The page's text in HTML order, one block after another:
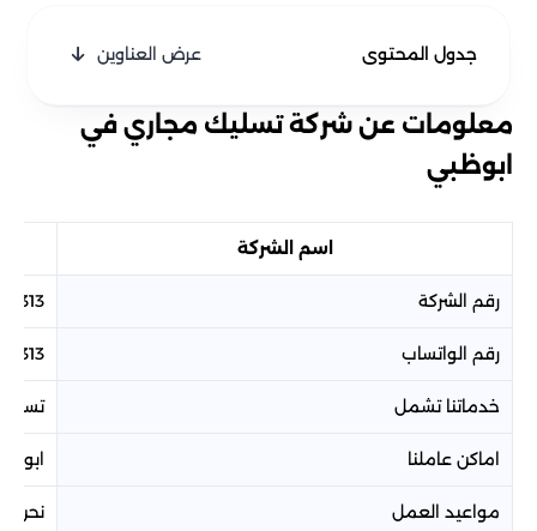
جدول المحتوى عرض العناوين
معلومات عن شركة تسليك مجاري في
ابوظبي
اسم الشركة
رقم الشركة
رقم الواتساب
خدماتنا تشمل
اماكن عاملنا
مواعيد العمل نحن